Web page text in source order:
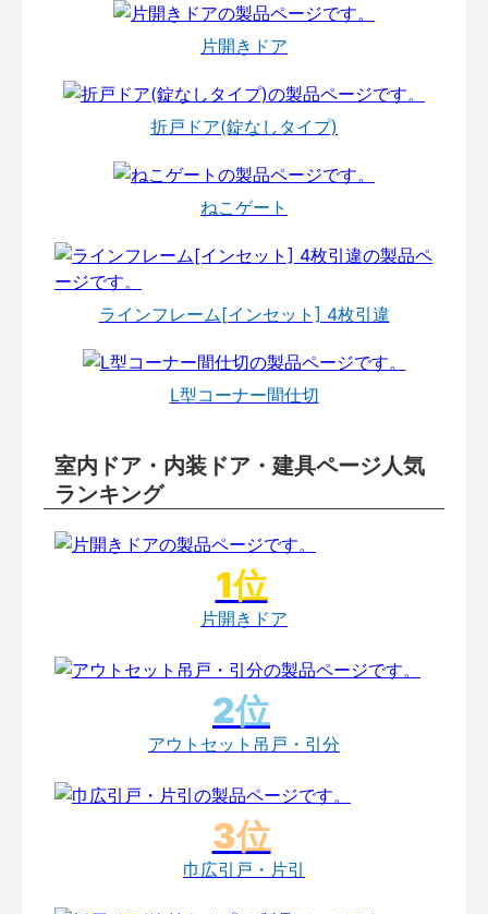
片開きドア
折戸ドア(錠なしタイプ)
ねこゲート
ラインフレーム[インセット] 4枚引違
L型コーナー間仕切
室内ドア・内装ドア・建具ページ人気
ランキング
片開きドア
アウトセット吊戸・引分
巾広引戸・片引